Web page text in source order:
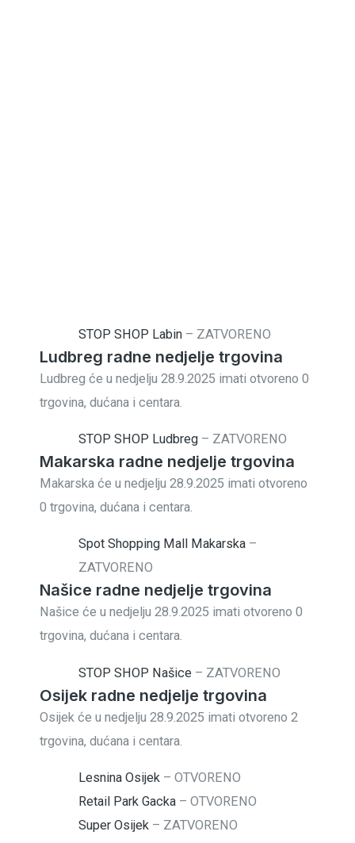
STOP SHOP Labin – ZATVORENO
Ludbreg radne nedjelje trgovina
Ludbreg će u nedjelju 28.9.2025 imati otvoreno 0
trgovina, dućana i centara.
STOP SHOP Ludbreg – ZATVORENO
Makarska radne nedjelje trgovina
Makarska će u nedjelju 28.9.2025 imati otvoreno
0 trgovina, dućana i centara.
Spot Shopping Mall Makarska –
ZATVORENO
Našice radne nedjelje trgovina
Našice će u nedjelju 28.9.2025 imati otvoreno 0
trgovina, dućana i centara.
STOP SHOP Našice – ZATVORENO
Osijek radne nedjelje trgovina
Osijek će u nedjelju 28.9.2025 imati otvoreno 2
trgovina, dućana i centara.
Lesnina Osijek –OTVORENO
Retail Park Gacka –OTVORENO
Super Osijek – ZATVORENO